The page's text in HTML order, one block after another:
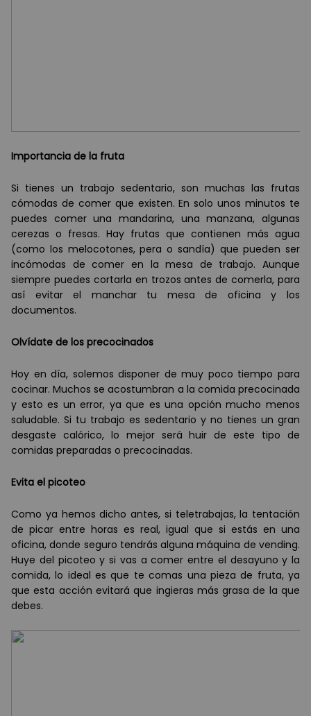
Importancia de la fruta
Si tienes un trabajo sedentario, son muchas las frutas
cómodas de comer que existen. En solo unos minutos te
puedes comer una mandarina, una manzana, algunas
cerezas o fresas. Hay frutas que contienen más agua
(como los melocotones, pera o sandía) que pueden ser
incómodas de comer en la mesa de trabajo. Aunque
siempre puedes cortarla en trozos antes de comerla, para
así evitar el manchar tu mesa de oficina y los
documentos.
Olvídate de los precocinados
Hoy en día, solemos disponer de muy poco tiempo para
cocinar. Muchos se acostumbran a la comida precocinada
y esto es un error, ya que es una opción mucho menos
saludable. Si tu trabajo es sedentario y no tienes un gran
desgaste calórico, lo mejor será huir de este tipo de
comidas preparadas o precocinadas.
Evita el picoteo
Como ya hemos dicho antes, si teletrabajas, la tentación
de picar entre horas es real, igual que si estás en una
oficina, donde seguro tendrás alguna máquina de vending.
Huye del picoteo y si vas a comer entre el desayuno y la
comida, lo ideal es que te comas una pieza de fruta, ya
que esta acción evitará que ingieras más grasa de la que
debes.